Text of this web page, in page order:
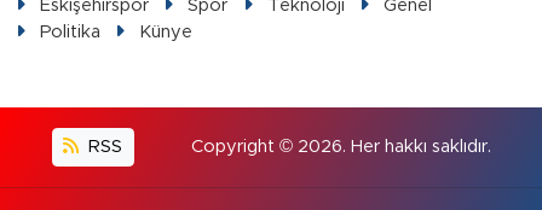
Eskişehirspor
Spor Teknoloji
Genel
Politika
Künye
RSS Copyright © 2026. Her hakkı saklıdır.